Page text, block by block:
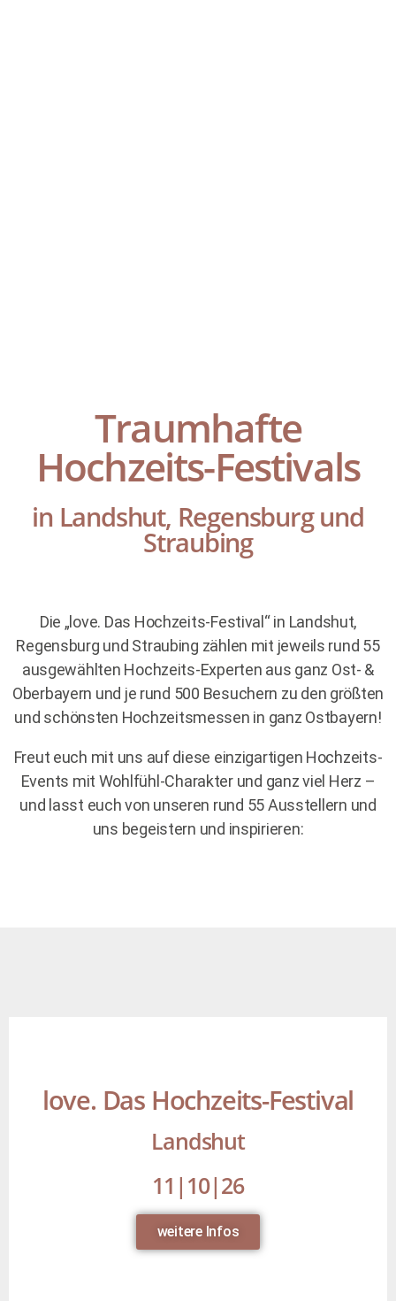
Traumhafte
Hochzeits-Festivals
in Landshut, Regensburg und
Straubing
Die „love. Das Hochzeits-Festival“ in Landshut,
Regensburg und Straubing zählen mit jeweils rund 55
ausgewählten Hochzeits-Experten aus ganz Ost- &
Oberbayern und je rund 500 Besuchern zu den größten
und schönsten Hochzeitsmessen in ganz Ostbayern!
Freut euch mit uns auf diese einzigartigen Hochzeits-
Events mit Wohlfühl-Charakter und ganz viel Herz –
und lasst euch von unseren rund 55 Ausstellern und
uns begeistern und inspirieren:
love. Das Hochzeits-Festival
Landshut
11|10|26
weitere Infos